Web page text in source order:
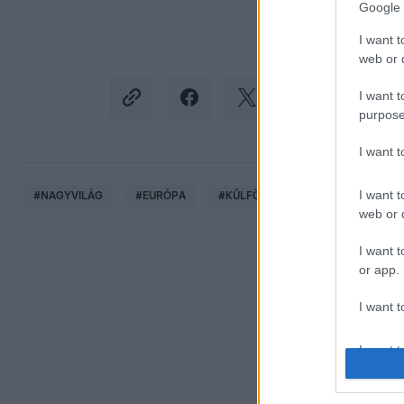
Google
I want
web or
I want
I want
I want
web or
I want
or app.
I want
I want
#NAGYVILÁG #EURÓPA #KÜLFÖLDIEK TAPASZTALATAI